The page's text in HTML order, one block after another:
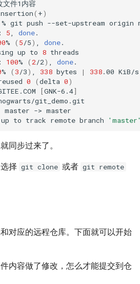
( +)
% git push --set-upstream origin
5, done.
% ( 5/5) , done.
up to 8 threads
100% (2/2) , done.
% ( 3/3) , 338 bytes | 338.00 KiB/
0 (delta 0)
[GNK-6.4]
master -> master
up to track remote branch
同步过来了。
择 git clone 或者 git remote
对应的远程仓库。下面就可以开始
内容做了修改，怎么才能提交到仓